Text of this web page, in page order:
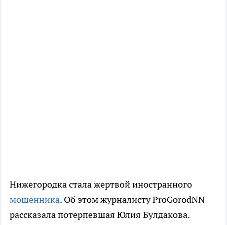
Нижегородка стала жертвой иностранного
мошенника. Об этом журналисту ProGorodNN
рассказала потерпевшая Юлия Булдакова.